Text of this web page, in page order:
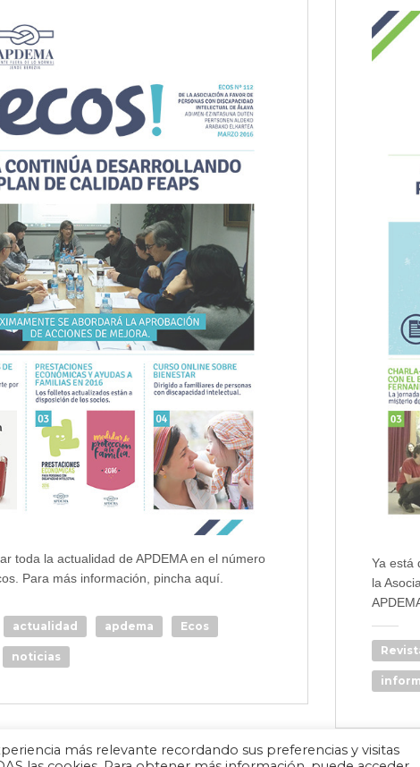
toda la actualidad de APDEMA en el número
Para más información, pincha aquí.
actualidad apdema Ecos
noticias
Ya está
la
más relevante recordando sus preferencias y visitas